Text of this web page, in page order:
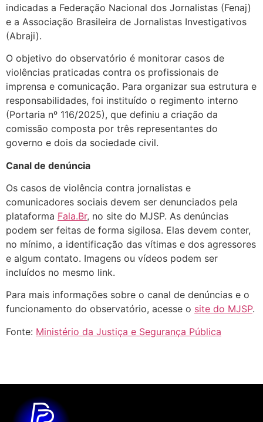
indicadas a Federação Nacional dos Jornalistas (Fenaj)
e a Associação Brasileira de Jornalistas Investigativos
(Abraji).
O objetivo do observatório é monitorar casos de
violências praticadas contra os profissionais de
imprensa e comunicação. Para organizar sua estrutura e
responsabilidades, foi instituído o regimento interno
(Portaria nº 116/2025), que definiu a criação da
comissão composta por três representantes do
governo e dois da sociedade civil.
Canal de denúncia
Os casos de violência contra jornalistas e
comunicadores sociais devem ser denunciados pela
plataforma Fala.Br, no site do MJSP. As denúncias
podem ser feitas de forma sigilosa. Elas devem conter,
no mínimo, a identificação das vítimas e dos agressores
e algum contato. Imagens ou vídeos podem ser
incluídos no mesmo link.
Para mais informações sobre o canal de denúncias e o
funcionamento do observatório, acesse o site do MJSP.
Fonte: Ministério da Justiça e Segurança Pública